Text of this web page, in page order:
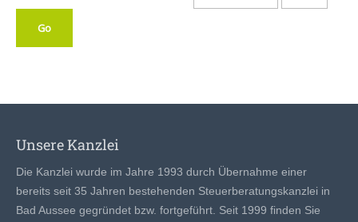
Unsere Kanzlei
Die Kanzlei wurde im Jahre 1993 durch Übernahme einer
bereits seit 35 Jahren bestehenden Steuerberatungskanzlei in
Bad Aussee gegründet bzw. fortgeführt. Seit 1999 finden Sie